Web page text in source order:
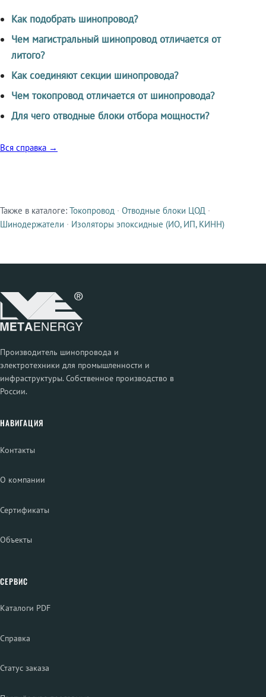
Как подобрать шинопровод?
Чем магистральный шинопровод отличается от
литого?
Как соединяют секции шинопровода?
Чем токопровод отличается от шинопровода?
Для чего отводные блоки отбора мощности?
Вся справка →
Смежные продукты
Также в каталоге: Токопровод · Отводные блоки ЦОД ·
Шинодержатели · Изоляторы эпоксидные (ИО, ИП, КИНН)
Производитель шинопровода и
электротехники для промышленности и
инфраструктуры. Собственное производство в
России.
НАВИГАЦИЯ
Контакты
О компании
Сертификаты
Объекты
СЕРВИС
Каталоги PDF
Справка
Статус заказа